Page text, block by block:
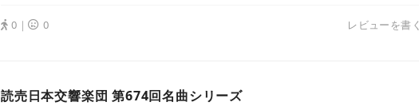
0｜ 0 レビューを書く
読売日本交響楽団 第674回名曲シリーズ